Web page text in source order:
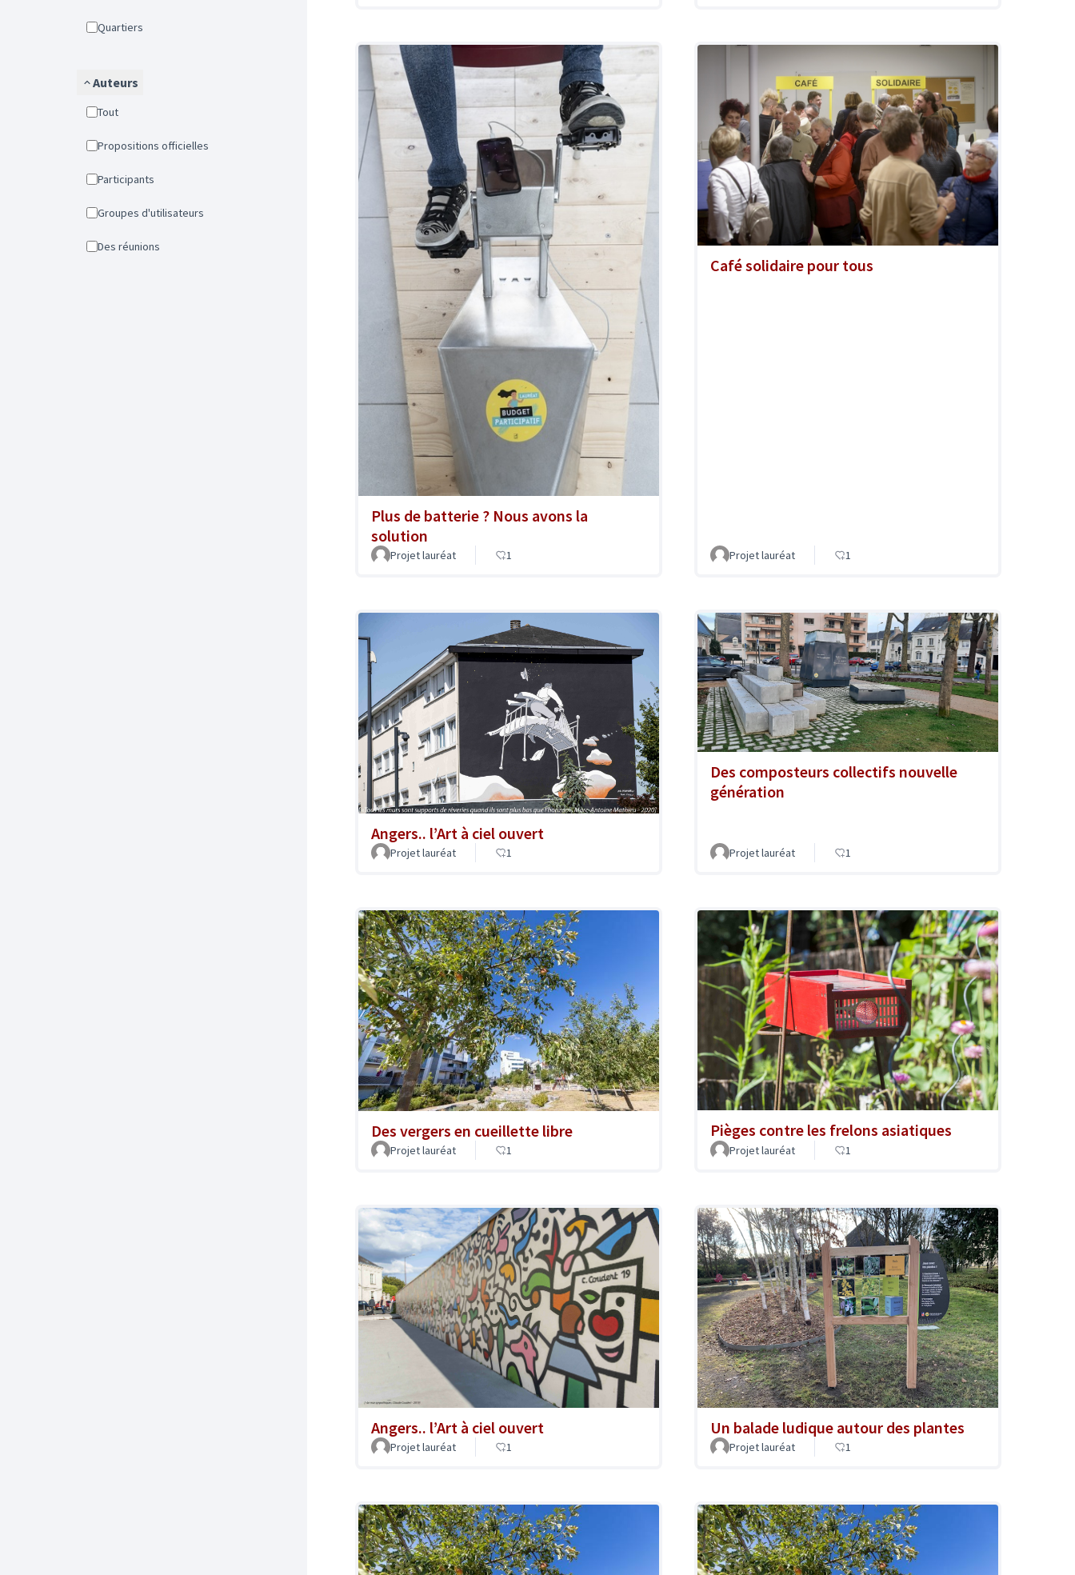
Quartiers
Auteurs
Tout
Propositions officielles
Participants
Groupes d'utilisateurs
Des réunions
Plus de batterie ? Nous avons la
solution
Projet lauréat 1
Café solidaire pour tous
Projet lauréat 1
Angers.. l’Art à ciel ouvert
Projet lauréat 1
Des composteurs collectifs nouvelle
génération
Projet lauréat 1
Des vergers en cueillette libre
Projet lauréat 1
Pièges contre les frelons asiatiques
Projet lauréat 1
Angers.. l’Art à ciel ouvert
Projet lauréat 1
Un balade ludique autour des plantes
Projet lauréat 1